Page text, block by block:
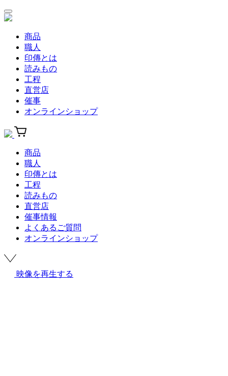
商品
職人
印傳とは
読みもの
工程
直営店
催事
オンラインショップ
商品
職人
印傳とは
工程
読みもの
直営店
催事情報
よくあるご質問
オンラインショップ
映像を再生する